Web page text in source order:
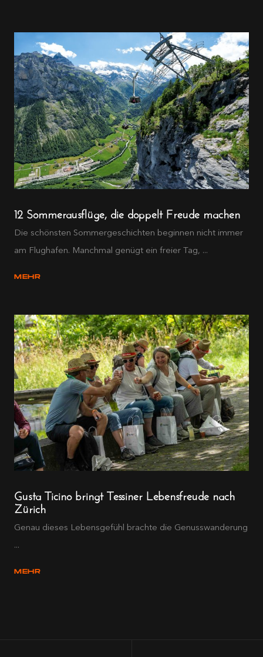
12 Sommerausflüge, die doppelt Freude machen
Die schönsten Sommergeschichten beginnen nicht immer
am Flughafen. Manchmal genügt ein freier Tag, ...
MEHR
Gusta Ticino bringt Tessiner Lebensfreude nach
Zürich
Genau dieses Lebensgefühl brachte die Genusswanderung
...
MEHR